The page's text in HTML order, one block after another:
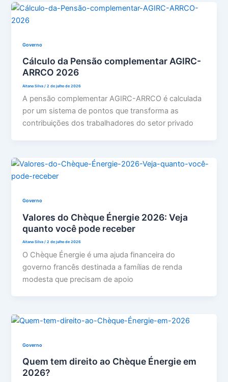
Governo
Cálculo da Pensão complementar AGIRC-
ARRCO 2026
Aitana Silva/2 de julho de 2026
A pensão complementar AGIRC-ARRCO é calculada
por um sistema de pontos que transforma as
contribuições dos trabalhadores do setor privado
Governo
Valores do Chèque Énergie 2026: Veja
quanto você pode receber
Aitana Silva/2 de julho de 2026
O Chèque Énergie é uma ajuda financeira do
governo francês destinada a famílias de renda
modesta que precisam de apoio
Governo
Quem tem direito ao Chèque Énergie em
2026?